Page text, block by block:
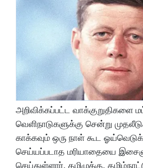
அறிவிக்கப்பட்ட வாக்குறுதிகளை
வெளிநாடுகளுக்கு சென்று
காக்கவும் ஒரு நாள் கூட
செய்யப்படாத மரியாதையை
செய்துள்ளார். தமிழுக்கு,